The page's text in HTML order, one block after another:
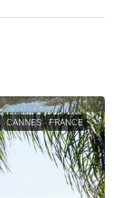
CANNES FRANCE